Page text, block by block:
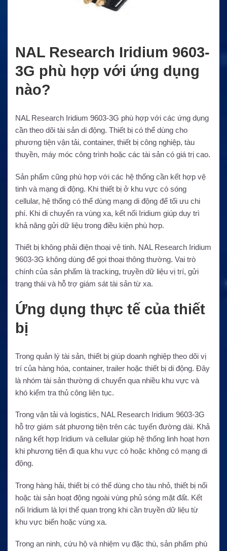
NAL Research Iridium 9603-
3G phù hợp với ứng dụng
nào?
NAL Research Iridium 9603-3G phù hợp với các ứng dụng
cần theo dõi tài sản di động. Thiết bị có thể dùng cho
phương tiện vận tải, container, thiết bị công nghiệp, tàu
thuyền, máy móc công trình hoặc các tài sản có giá trị cao.
Sản phẩm cũng phù hợp với các hệ thống cần kết hợp vệ
tinh và mạng di động. Khi thiết bị ở khu vực có sóng
cellular, hệ thống có thể dùng mạng di động để tối ưu chi
phí. Khi di chuyển ra vùng xa, kết nối Iridium giúp duy trì
khả năng gửi dữ liệu trong điều kiện phù hợp.
Thiết bị không phải điện thoại vệ tinh. NAL Research Iridium
9603-3G không dùng để gọi thoại thông thường. Vai trò
chính của sản phẩm là tracking, truyền dữ liệu vị trí, gửi
trạng thái và hỗ trợ giám sát tài sản từ xa.
Ứng dụng thực tế của thiết
bị
Trong quản lý tài sản, thiết bị giúp doanh nghiệp theo dõi vị
trí của hàng hóa, container, trailer hoặc thiết bị di động. Đây
là nhóm tài sản thường di chuyển qua nhiều khu vực và
khó kiểm tra thủ công liên tục.
Trong vận tải và logistics, NAL Research Iridium 9603-3G
hỗ trợ giám sát phương tiện trên các tuyến đường dài. Khả
năng kết hợp Iridium và cellular giúp hệ thống linh hoạt hơn
khi phương tiện đi qua khu vực có hoặc không có mạng di
động.
Trong hàng hải, thiết bị có thể dùng cho tàu nhỏ, thiết bị nổi
hoặc tài sản hoạt động ngoài vùng phủ sóng mặt đất. Kết
nối Iridium là lợi thế quan trọng khi cần truyền dữ liệu từ
khu vực biển hoặc vùng xa.
Trong an ninh, cứu hộ và nhiệm vụ đặc thù, sản phẩm phù